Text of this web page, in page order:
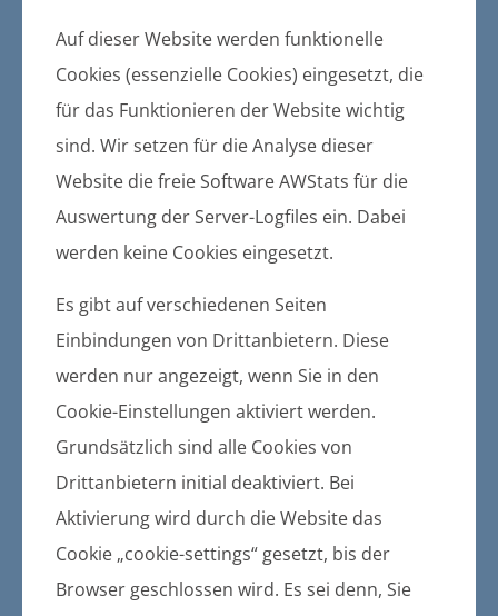
Auf dieser Website werden funktionelle
Cookies (essenzielle Cookies) eingesetzt, die
für das Funktionieren der Website wichtig
sind. Wir setzen für die Analyse dieser
Website die freie Software AWStats für die
Auswertung der Server-Logfiles ein. Dabei
werden keine Cookies eingesetzt.
Es gibt auf verschiedenen Seiten
Einbindungen von Drittanbietern. Diese
werden nur angezeigt, wenn Sie in den
Cookie-Einstellungen aktiviert werden.
Grundsätzlich sind alle Cookies von
Drittanbietern initial deaktiviert. Bei
Aktivierung wird durch die Website das
Cookie „cookie-settings“ gesetzt, bis der
Browser geschlossen wird. Es sei denn, Sie
Impressum
Amt Züssow
Der Amtsvorsteher
Dorfstraße 6
17495 Züssow
Telefon: 03 83 55 / 643-0
e-mail: info@amt-zuessow.de
Web:www.amt-zuessow.de
Redaktion
Amt Züssow
Fachbereich Zentrale Verwaltung
Dorfstraße 6
17495 Züssow
Realisierung:
PLANET IC GmbH
Mettenheimer Straße 9-15
19061 Schwerin